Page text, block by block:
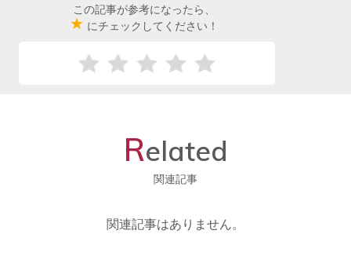
この記事が参考になったら、
★ にチェックしてください！
Related
関連記事
関連記事はありません。